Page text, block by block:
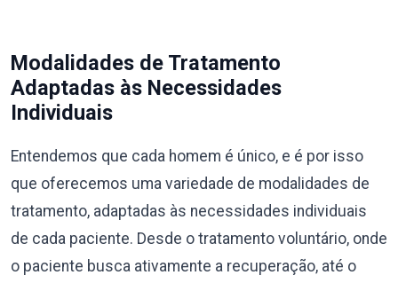
Modalidades de Tratamento
Adaptadas às Necessidades
Individuais
Entendemos que cada homem é único, e é por isso
que oferecemos uma variedade de modalidades de
tratamento, adaptadas às necessidades individuais
de cada paciente. Desde o tratamento voluntário, onde
o paciente busca ativamente a recuperação, até o